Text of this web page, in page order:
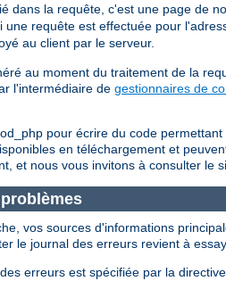
dans la requête, c'est une page de
une requête est effectuée pour
au client par le serveur.
au moment du traitement de la
l'intermédiaire de gestionnaires de
pour écrire du code
en téléchargement et
et nous vous invitons à consulter le
vos sources d'informations
le journal des erreurs revient à
erreurs est spécifiée par la directive